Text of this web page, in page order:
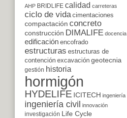
AHP BRIDLIFE calidad carreteras
ciclo de vida cimentaciones
compactación concreto
construcción DIMALIFE docencia
edificación encofrado
estructuras estructuras de
contención excavación geotecnia
gestión historia
hormigón
HYDELIFE ICITECH ingeniería
ingeniería civil innovación
investigación
Life Cycle